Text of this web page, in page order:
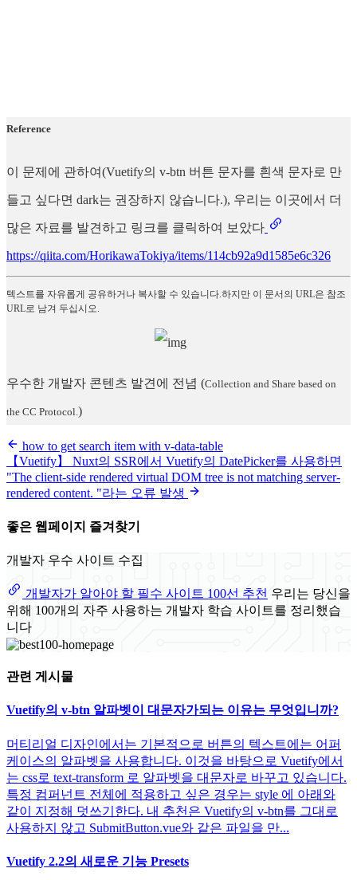
Reference
이 문제에 관하여(Vuetify의 v-btn 버튼 문자를 흰색 문자로 만
들고 싶다면 dark는 권장하지 않습니다.), 우리는 이곳에서 더
많은 자료를 발견하고 링크를 클릭하여 보았다
https://qiita.com/HorikawaTokiya/items/114cb92a9d1585e6c326
텍스트를 자유롭게 공유하거나 복사할 수 있습니다.하지만 이 문서의 URL은 참조
URL로 남겨 두십시오.
우수한 개발자 콘텐츠 발견에 전념 (Collection and Share based on
the CC Protocol. )
how to get search item with v-data-table
【Vuetify】 Nuxt의 SSR에서 Vuetify의 DatePicker를 사용하면
"The client-side rendered virtual DOM tree is not matching server-
rendered content. "라는 오류 발생
좋은 웹페이지 즐겨찾기
개발자 우수 사이트 수집
개발자가 알아야 할 필수 사이트 100선 추천 우리는 당신을
위해 100개의 자주 사용하는 개발자 학습 사이트를 정리했습
니다
관련 게시물
Vuetify의 v-btn 알파벳이 대문자가되는 이유는 무엇입니까?
머티리얼 디자인에서는 기본적으로 버튼의 텍스트에는 어퍼
케이스의 알파벳을 사용합니다. 이것을 바탕으로 Vuetify에서
는 css로 text-transform 로 알파벳을 대문자로 바꾸고 있습니다.
특정 컴퍼넌트 전체에 적용하고 싶은 경우는 style 에 아래와
같이 지정해 덧쓰기한다. 내 추천은 Vuetify의 v-btn를 그대로
사용하지 않고 SubmitButton.vue와 같은 파일을 만...
Vuetify 2.2의 새로운 기능 Presets